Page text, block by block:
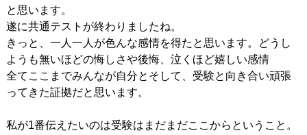
と思います。
遂に共通テストが終わりましたね。
きっと、一人一人が色んな感情を得たと思います。どうし
ようも無いほどの悔しさや後悔、泣くほど嬉しい感情
全てここまでみんなが自分とそして、受験と向き合い頑張
ってきた証拠だと思います。
私が1番伝えたいのは受験はまだまだここからということ。